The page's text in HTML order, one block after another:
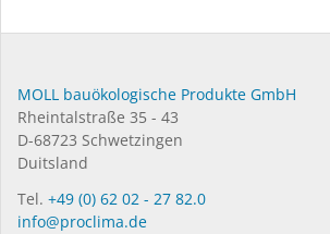
MOLL bauökologische Produkte GmbH
Rheintalstraße 35 - 43
D-68723 Schwetzingen
Duitsland
Tel. +49 (0) 62 02 - 27 82.0
info@proclima.de